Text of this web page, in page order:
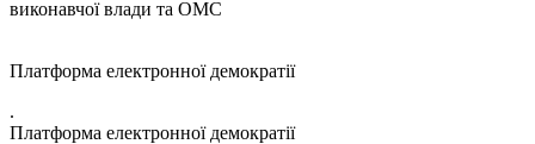
виконавчої влади та ОМС
Платформа електронної демократії
.
Платформа електронної демократії